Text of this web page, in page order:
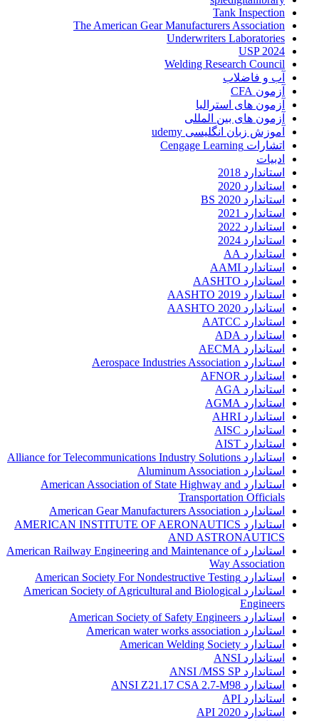
Tank Inspection
The American Gear Manufacturers Association
Underwriters Laboratories
USP 2024
Welding Research Council
آب و فاضلاب
آزمون CFA
آزمون های استرالیا
آزمون های بین المللی
آموزش زبان انگلیسی udemy
اتشارات Cengage Learning
ادبیات
استاندارد 2018
استاندارد 2020
استاندارد 2020 BS
استاندارد 2021
استاندارد 2022
استاندارد 2024
استاندارد AA
استاندارد AAMI
استاندارد AASHTO
استاندارد AASHTO 2019
استاندارد AASHTO 2020
استاندارد AATCC
استاندارد ADA
استاندارد AECMA
استاندارد Aerospace Industries Association
استاندارد AFNOR
استاندارد AGA
استاندارد AGMA
استاندارد AHRI
استاندارد AISC
استاندارد AIST
استاندارد Alliance for Telecommunications Industry Solutions
استاندارد Aluminum Association
استاندارد American Association of State Highway and
Transportation Officials
استاندارد American Gear Manufacturers Association
استاندارد AMERICAN INSTITUTE OF AERONAUTICS
AND ASTRONAUTICS
استاندارد American Railway Engineering and Maintenance of
Way Association
استاندارد American Society For Nondestructive Testing
استاندارد American Society of Agricultural and Biological
Engineers
استاندارد American Society of Safety Engineers
استاندارد American water works association
استاندارد American Welding Society
استاندارد ANSI
استاندارد ANSI /MSS SP
استاندارد ANSI Z21.17 CSA 2.7-M98
استاندارد API
استاندارد API 2020